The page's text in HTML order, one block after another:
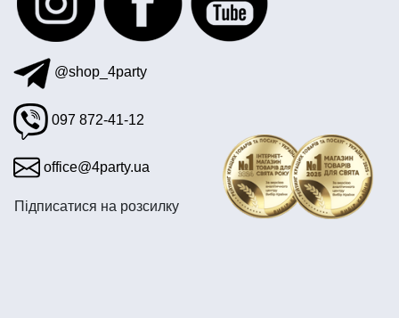
@shop_4party
097 872-41-12
office@4party.ua
Підписатися на розсилку